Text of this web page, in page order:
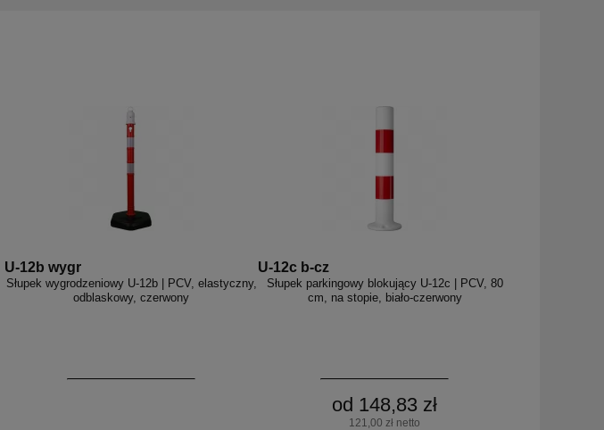
U-12b wygr
Słupek wygrodzeniowy U-12b | PCV, elastyczny,
odblaskowy, czerwony
U-12c b-cz
Słupek parkingowy blokujący U-12c | PCV, 80
cm, na stopie, biało-czerwony
od 148,83 zł
121,00 zł netto